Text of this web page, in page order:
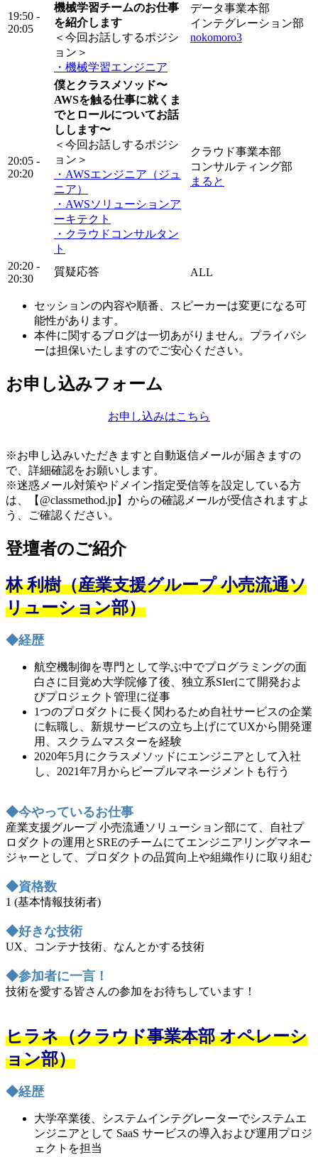
19:50 -
20:05
機械学習チームのお仕事
を紹介します
＜今回お話しするポジシ
ョン＞
・機械学習エンジニア
データ事業本部
インテグレーション部
nokomoro3
20:05 -
20:20
僕とクラスメソッド〜
AWSを触る仕事に就くま
でとロールについてお話
しします〜
＜今回お話しするポジシ
ョン＞
・AWSエンジニア（ジュ
ニア）
・AWSソリューションア
ーキテクト
・クラウドコンサルタン
ト
クラウド事業本部
コンサルティング部
まると
20:20 -
20:30
質疑応答 ALL
セッションの内容や順番、スピーカーは変更になる可
能性があります。
本件に関するブログは一切あがりません。プライバシ
ーは担保いたしますのでご安心ください。
お申し込みフォーム
お申し込みはこちら
※お申し込みいただきますと自動返信メールが届きますの
で、詳細確認をお願いします。
※迷惑メール対策やドメイン指定受信等を設定している方
は、【@classmethod.jp】からの確認メールが受信されますよ
う、ご確認ください。
登壇者のご紹介
林 利樹（産業支援グループ 小売流通ソ
リューション部）
◆経歴
航空機制御を専門として学ぶ中でプログラミングの面
白さに目覚め大学院修了後、独立系SIerにて開発およ
びプロジェクト管理に従事
1つのプロダクトに長く関わるため自社サービスの企業
に転職し、新規サービスの立ち上げにてUXから開発運
用、スクラムマスターを経験
2020年5月にクラスメソッドにエンジニアとして入社
し、2021年7月からピープルマネージメントも行う
◆今やっているお仕事
産業支援グループ 小売流通ソリューション部にて、自社プ
ロダクトの運用とSREのチームにてエンジニアリングマネー
ジャーとして、プロダクトの品質向上や組織作りに取り組む
◆資格数
1 (基本情報技術者)
◆好きな技術
UX、コンテナ技術、なんとかする技術
◆参加者に一言！
技術を愛する皆さんの参加をお待ちしています！
ヒラネ（クラウド事業本部 オペレーシ
ョン部）
◆経歴
大学卒業後、システムインテグレーターでシステムエ
ンジニアとして SaaS サービスの導入および運用プロジ
ェクトを担当